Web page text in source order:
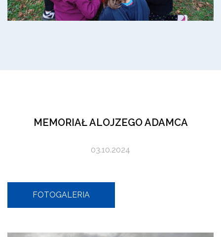
MEMORIAŁ ALOJZEGO ADAMCA
03.10.2024
FOTOGALERIA